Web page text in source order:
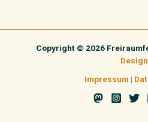
Copyright © 2026
Design
Impressum |